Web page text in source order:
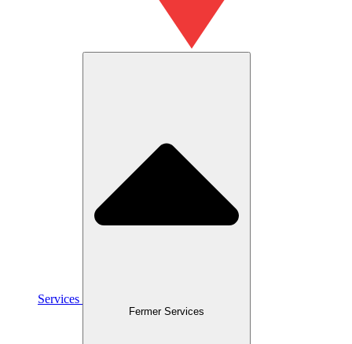
Services
Fermer Services